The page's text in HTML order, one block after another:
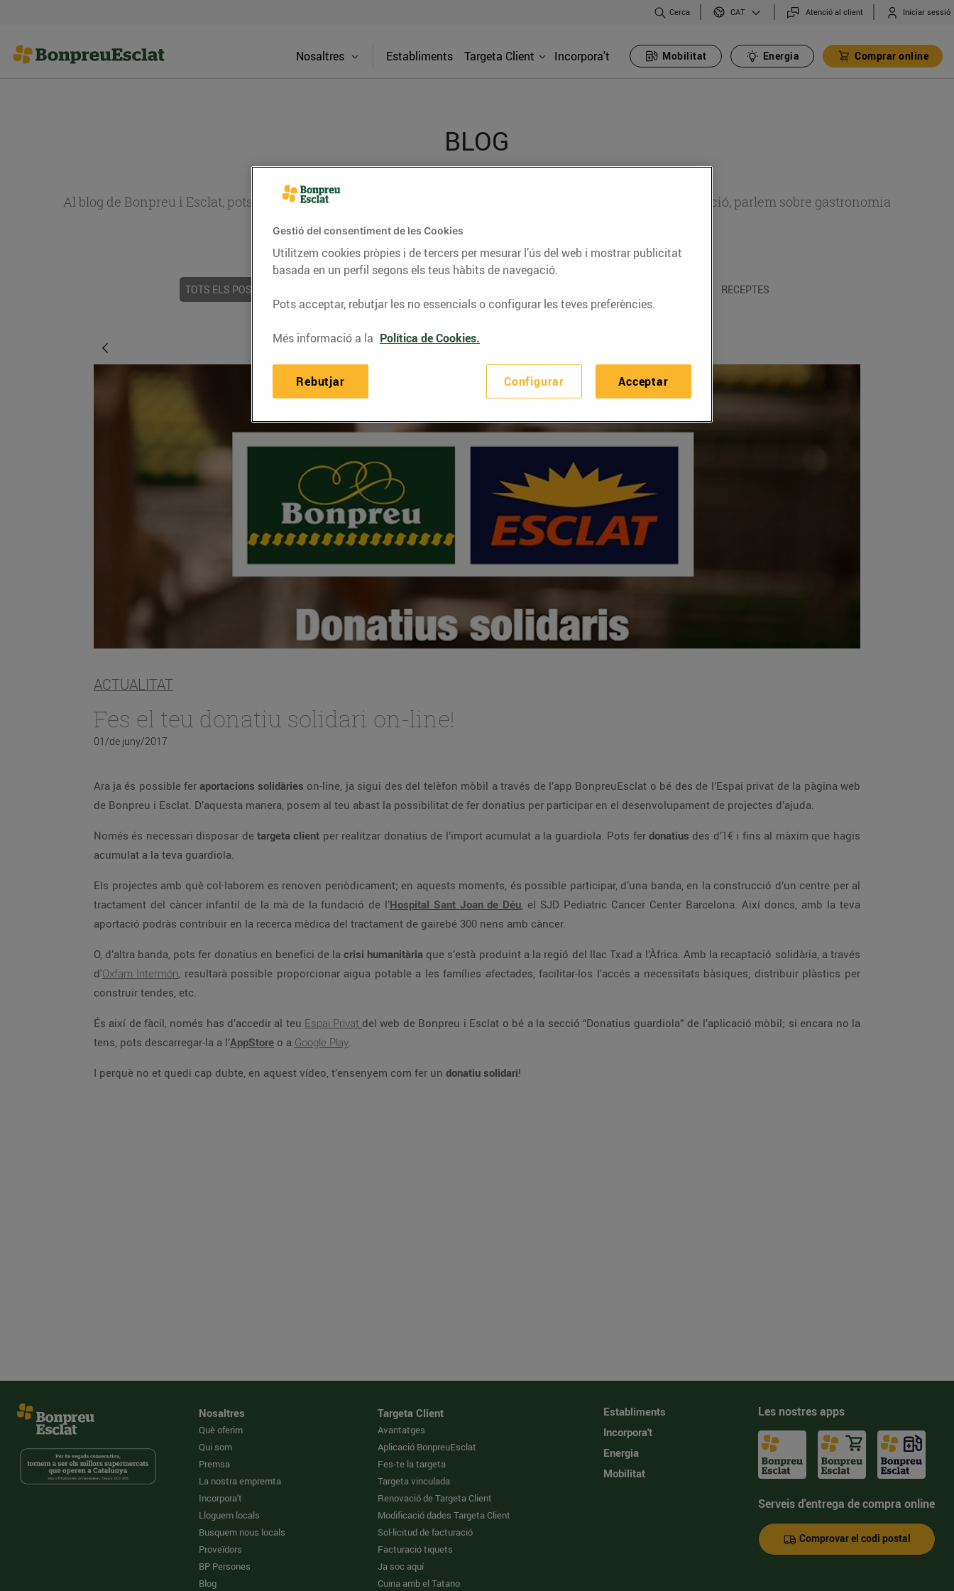
Cerca CAT Atenció al client Iniciar sessió
Nosaltres Establiments Targeta Client Incorpora't Mobilitat Energia Comprar online
BLOG
Al blog de Bonpreu i Esclat, pots trobar receptes, consells nutricionals, informació d’actualitat sobre alimentació, parlem sobre gastronomia
del nostre territori i molts altres temes.
TOTS ELS POSTS RECEPTES
ACTUALITAT
Fes el teu donatiu solidari on-line!
01/de juny/2017
Ara ja és possible fer aportacions solidàries on-line, ja sigui des del telèfon mòbil a través de l’app BonpreuEsclat o bé des de l’Espai privat de la pàgina web
de Bonpreu i Esclat. D’aquesta manera, posem al teu abast la possibilitat de fer donatius per participar en el desenvolupament de projectes d’ajuda.
Només és necessari disposar de targeta client per realitzar donatius de l’import acumulat a la guardiola. Pots fer donatius des d’1€ i fins al màxim que hagis
acumulat a la teva guardiola.
Els projectes amb què col·laborem es renoven periòdicament; en aquests moments, és possible participar, d’una banda, en la construcció d’un centre per al
tractament del càncer infantil de la mà de la fundació de l’Hospital Sant Joan de Déu, el SJD Pediatric Cancer Center Barcelona. Així doncs, amb la teva
aportació podràs contribuir en la recerca mèdica del tractament de gairebé 300 nens amb càncer.
O, d’altra banda, pots fer donatius en benefici de la crisi humanitària que s’està produint a la regió del llac Txad a l’Àfrica. Amb la recaptació solidària, a través
d'Oxfam Intermón, resultarà possible proporcionar aigua potable a les famílies afectades, facilitar-los l’accés a necessitats bàsiques, distribuir plàstics per
construir tendes, etc.
És així de fàcil, només has d’accedir al teu Espai Privat del web de Bonpreu i Esclat o bé a la secció “Donatius guardiola” de l’aplicació mòbil; si encara no la
tens, pots descarregar-la a l’AppStore o a Google Play.
I perquè no et quedi cap dubte, en aquest vídeo, t’ensenyem com fer un donatiu solidari!
Nosaltres
Què oferim
Qui som
Premsa
La nostra empremta
Incorpora't
Lloguem locals
Busquem nous locals
Proveïdors
BP Persones
Blog
Targeta Client
Avantatges
Aplicació BonpreuEsclat
Fes-te la targeta
Targeta vinculada
Renovació de Targeta Client
Modificació dades Targeta Client
Sol·licitud de facturació
Facturació tiquets
Ja soc aquí
Cuina amb el Tatano
Establiments
Incorpora't
Energia
Mobilitat
Les nostres apps
Serveis d'entrega de compra online
Comprovar el codi postal
Gestió del consentiment de les Cookies
Utilitzem cookies pròpies i de tercers per mesurar l’ús del web i mostrar publicitat
basada en un perfil segons els teus hàbits de navegació.
Pots acceptar, rebutjar les no essencials o configurar les teves preferències.
Més informació a la Política de Cookies.
Configurar
Rebutjar Acceptar